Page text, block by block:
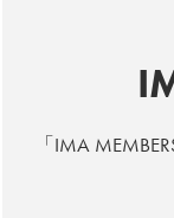
「IMA